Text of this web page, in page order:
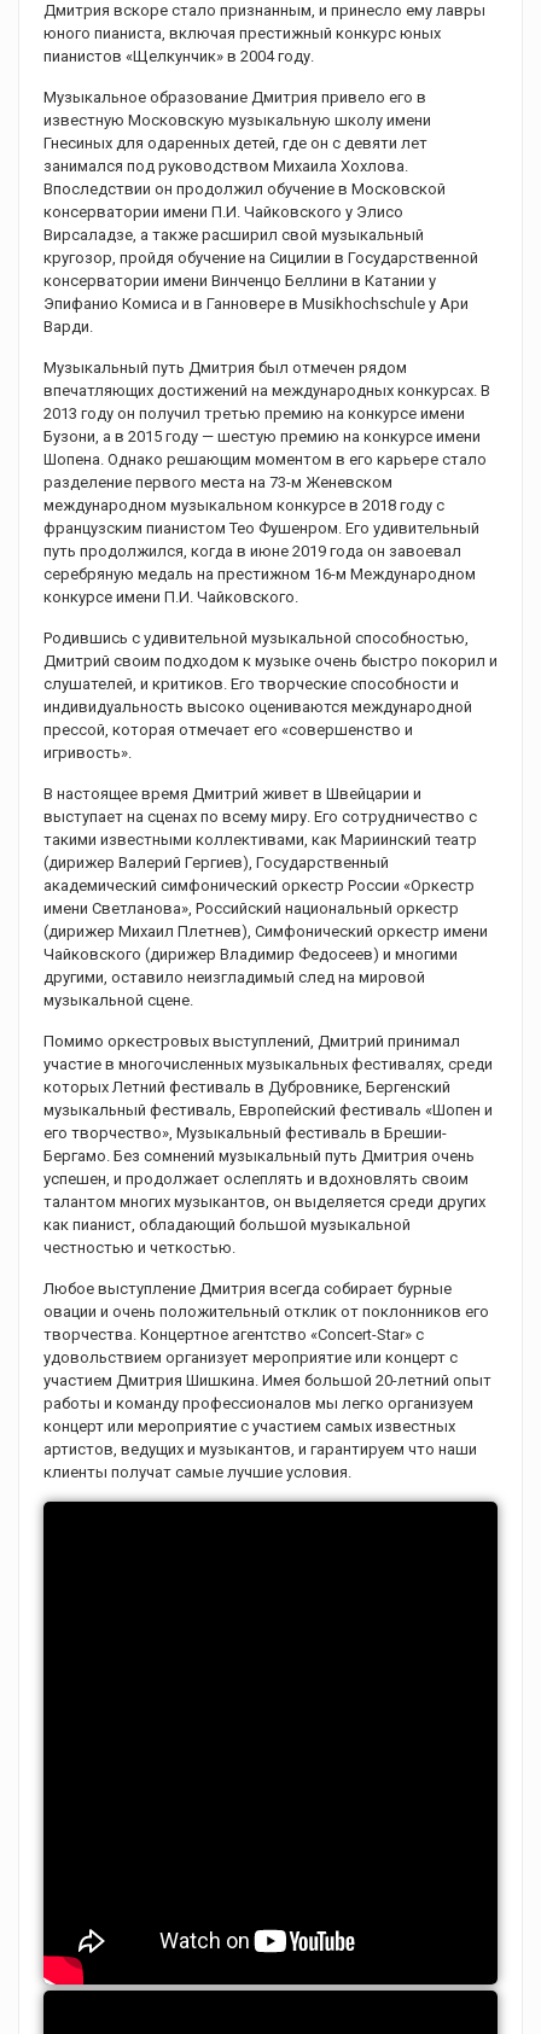
Дмитрия вскоре стало признанным, и принесло ему лавры
юного пианиста, включая престижный конкурс юных
пианистов «Щелкунчик» в 2004 году.
Музыкальное образование Дмитрия привело его в
известную Московскую музыкальную школу имени
Гнесиных для одаренных детей, где он с девяти лет
занимался под руководством Михаила Хохлова.
Впоследствии он продолжил обучение в Московской
консерватории имени П.И. Чайковского у Элисо
Вирсаладзе, а также расширил свой музыкальный
кругозор, пройдя обучение на Сицилии в Государственной
консерватории имени Винченцо Беллини в Катании у
Эпифанио Комиса и в Ганновере в Musikhochschule у Ари
Варди.
Музыкальный путь Дмитрия был отмечен рядом
впечатляющих достижений на международных конкурсах. В
2013 году он получил третью премию на конкурсе имени
Бузони, а в 2015 году — шестую премию на конкурсе имени
Шопена. Однако решающим моментом в его карьере стало
разделение первого места на 73-м Женевском
международном музыкальном конкурсе в 2018 году с
французским пианистом Тео Фушенром. Его удивительный
путь продолжился, когда в июне 2019 года он завоевал
серебряную медаль на престижном 16-м Международном
конкурсе имени П.И. Чайковского.
Родившись с удивительной музыкальной способностью,
Дмитрий своим подходом к музыке очень быстро покорил и
слушателей, и критиков. Его творческие способности и
индивидуальность высоко оцениваются международной
прессой, которая отмечает его «совершенство и
игривость».
В настоящее время Дмитрий живет в Швейцарии и
выступает на сценах по всему миру. Его сотрудничество с
такими известными коллективами, как Мариинский театр
(дирижер Валерий Гергиев), Государственный
академический симфонический оркестр России «Оркестр
имени Светланова», Российский национальный оркестр
(дирижер Михаил Плетнев), Симфонический оркестр имени
Чайковского (дирижер Владимир Федосеев) и многими
другими, оставило неизгладимый след на мировой
музыкальной сцене.
Помимо оркестровых выступлений, Дмитрий принимал
участие в многочисленных музыкальных фестивалях, среди
которых Летний фестиваль в Дубровнике, Бергенский
музыкальный фестиваль, Европейский фестиваль «Шопен и
его творчество», Музыкальный фестиваль в Брешии-
Бергамо. Без сомнений музыкальный путь Дмитрия очень
успешен, и продолжает ослеплять и вдохновлять своим
талантом многих музыкантов, он выделяется среди других
как пианист, обладающий большой музыкальной
честностью и четкостью.
Любое выступление Дмитрия всегда собирает бурные
овации и очень положительный отклик от поклонников его
творчества. Концертное агентство «Concert-Star» с
удовольствием организует мероприятие или концерт с
участием Дмитрия Шишкина. Имея большой 20-летний опыт
работы и команду профессионалов мы легко организуем
концерт или мероприятие с участием самых известных
артистов, ведущих и музыкантов, и гарантируем что наши
клиенты получат самые лучшие условия.